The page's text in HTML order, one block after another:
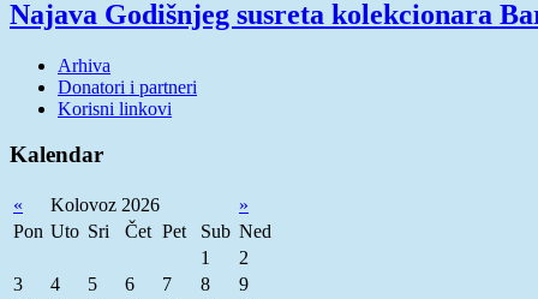
Najava Godišnjeg susreta kolekcionara
Arhiva
Donatori i partneri
Korisni linkovi
Kalendar
« Kolovoz 2026
»
Pon Uto Sri Čet Pet Sub Ned
1
2
3
4 5 6 7 8
9